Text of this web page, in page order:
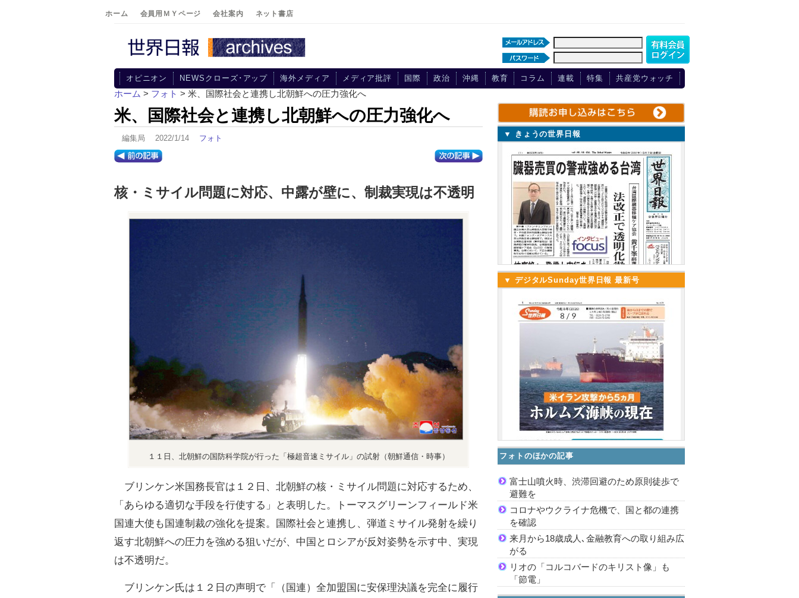
ホーム 会員用ＭＹページ 会社案内 ネット書店
オピニオン NEWSクローズ･アップ 海外メディア メディア批評 国際 政治 沖縄 教育 コラム 連載 特集 共産党ウォッチ
ホーム > フォト > 米、国際社会と連携し北朝鮮への圧力強化へ
米、国際社会と連携し北朝鮮への圧力強化へ
編集局 2022/1/14 フォト
核・ミサイル問題に対応、中露が壁に、制裁実現は不透明
１１日、北朝鮮の国防科学院が行った「極超音速ミサイル」の試射（朝鮮通信・時事）
ブリンケン米国務長官は１２日、北朝鮮の核・ミサイル問題に対応するため、
「あらゆる適切な手段を行使する」と表明した。トーマスグリーンフィールド米
国連大使も国連制裁の強化を提案。国際社会と連携し、弾道ミサイル発射を繰り
返す北朝鮮への圧力を強める狙いだが、中国とロシアが反対姿勢を示す中、実現
は不透明だ。
ブリンケン氏は１２日の声明で「（国連）全加盟国に安保理決議を完全に履行
▼ きょうの世界日報
▼ デジタルSunday世界日報 最新号
フォトのほかの記事
富士山噴火時、渋滞回避のため原則徒歩で
避難を
コロナやウクライナ危機で、国と都の連携
を確認
来月から18歳成人､金融教育への取り組み広
がる
リオの「コルコバードのキリスト像」も
「節電」